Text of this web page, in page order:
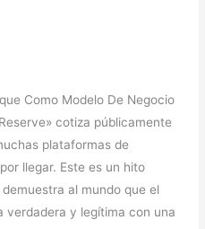
Como Modelo De Negocio
cotiza públicamente
plataformas de
llegar. Este es un hito
al mundo que el
verdadera y legítima con una